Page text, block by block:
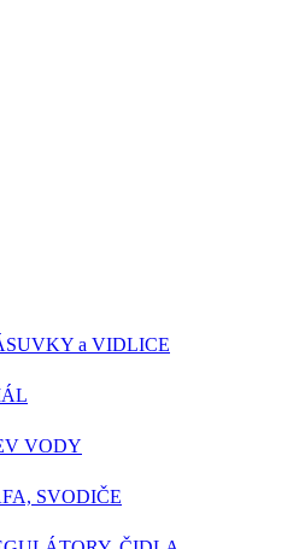
a VIDLICE
VODY
SVODIČE